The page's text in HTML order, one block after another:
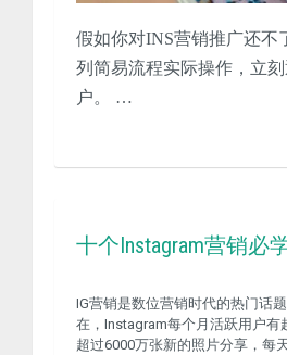
假如你对INS营销推广还不
列简易流程实际操作，立
户。 …
十个Instagram营销必
IG营销是数位营销时代的热门话
在，Instagram每个月活跃用户有
超过6000万张新的照片分享，每